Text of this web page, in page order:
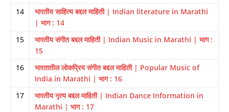
14
भारतीय साहित्य बद्दल माहिती | Indian literature in Marathi
| भाग : 14
15
भारतीय संगीत बद्दल माहिती | Indian Music in Marathi | भाग :
15
16
भारतातील लोकप्रिय संगीत बद्दल माहिती | Popular Music of
India in Marathi | भाग : 16
17
भारतीय नृत्य बद्दल माहिती | Indian Dance Information in
Marathi | भाग : 17